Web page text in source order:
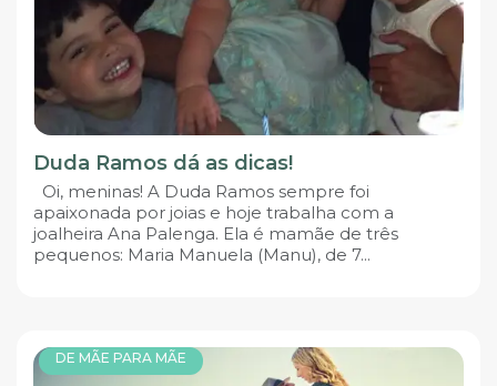
Duda Ramos dá as dicas!
Oi, meninas! A Duda Ramos sempre foi
apaixonada por joias e hoje trabalha com a
joalheira Ana Palenga. Ela é mamãe de três
pequenos: Maria Manuela (Manu), de 7...
DE MÃE PARA MÃE